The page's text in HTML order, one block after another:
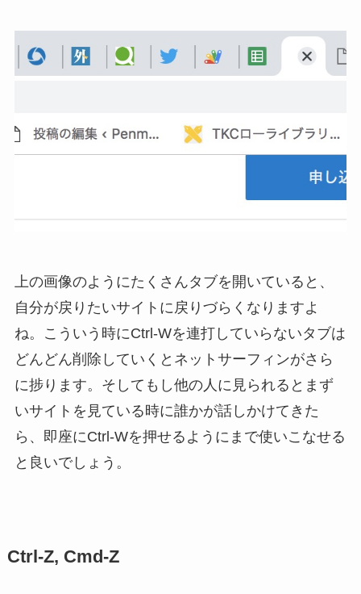
上の画像のようにたくさんタブを開いていると、
自分が戻りたいサイトに戻りづらくなりますよ
ね。こういう時にCtrl-Wを連打していらないタブは
どんどん削除していくとネットサーフィンがさら
に捗ります。そしてもし他の人に見られるとまず
いサイトを見ている時に誰かが話しかけてきた
ら、即座にCtrl-Wを押せるようにまで使いこなせる
と良いでしょう。
Ctrl-Z, Cmd-Z